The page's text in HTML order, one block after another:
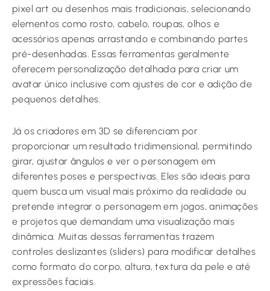
pixel art ou desenhos mais tradicionais, selecionando
elementos como rosto, cabelo, roupas, olhos e
acessórios apenas arrastando e combinando partes
pré-desenhadas. Essas ferramentas geralmente
oferecem personalização detalhada para criar um
avatar único inclusive com ajustes de cor e adição de
pequenos detalhes.
Já os criadores em 3D se diferenciam por
proporcionar um resultado tridimensional, permitindo
girar, ajustar ângulos e ver o personagem em
diferentes poses e perspectivas. Eles são ideais para
quem busca um visual mais próximo da realidade ou
pretende integrar o personagem em jogos, animações
e projetos que demandam uma visualização mais
dinâmica. Muitas dessas ferramentas trazem
controles deslizantes (sliders) para modificar detalhes
como formato do corpo, altura, textura da pele e até
expressões faciais.